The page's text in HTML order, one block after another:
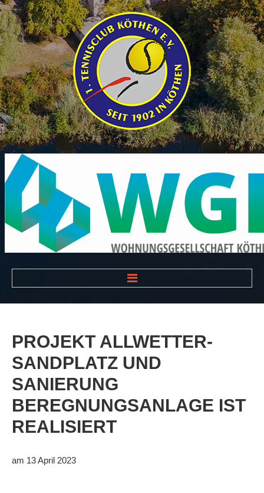
VEREIN
Der Vorstand
Das Clubhaus
Die Tennisanlage
Mitgliedschaft
Downloads
PROJEKT ALLWETTER-
SANDPLATZ UND
SANIERUNG
BEREGNUNGSANLAGE IST
REALISIERT
am 13 April 2023